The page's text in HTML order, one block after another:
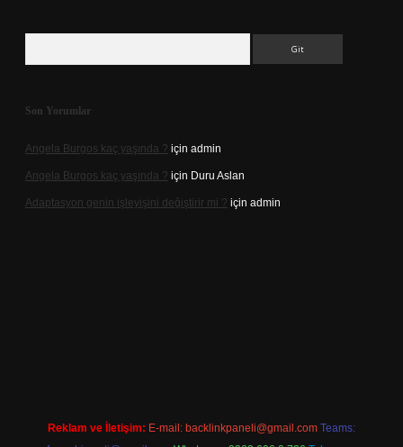
Son Yorumlar
Angela Burgos kaç yaşında ? için admin
Angela Burgos kaç yaşında ? için Duru Aslan
Adaptasyon genin işleyişini değiştirir mi ? için admin
Reklam ve İletişim: E-mail: backlinkpaneli@gmail.com Teams: